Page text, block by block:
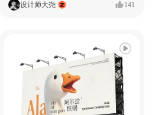
设计师大尧 141